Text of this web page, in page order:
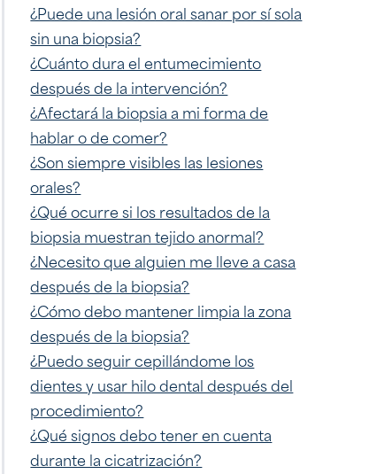
¿Puede una lesión oral sanar por sí sola
sin una biopsia?
¿Cuánto dura el entumecimiento
después de la intervención?
¿Afectará la biopsia a mi forma de
hablar o de comer?
¿Son siempre visibles las lesiones
orales?
¿Qué ocurre si los resultados de la
biopsia muestran tejido anormal?
¿Necesito que alguien me lleve a casa
después de la biopsia?
¿Cómo debo mantener limpia la zona
después de la biopsia?
¿Puedo seguir cepillándome los
dientes y usar hilo dental después del
procedimiento?
¿Qué signos debo tener en cuenta
durante la cicatrización?